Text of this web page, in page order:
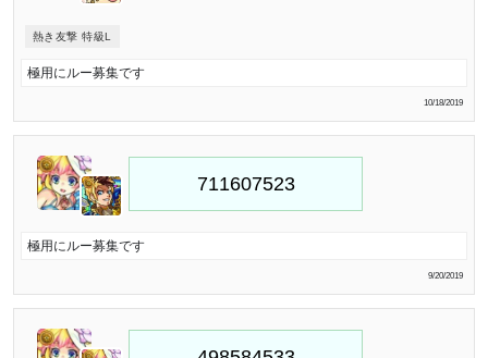
熱き友撃 特級L
極用にルー募集です
10/18/2019
極用にルー募集です
9/20/2019